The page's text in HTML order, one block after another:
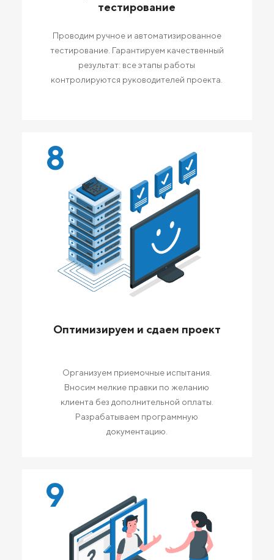
тестирование
Проводим ручное и автоматизированное
тестирование. Гарантируем качественный
результат: все этапы работы
контролируются руководителей проекта.
8
Оптимизируем и сдаем проект
Организуем приемочные испытания.
Вносим мелкие правки по желанию
клиента без дополнительной оплаты.
Разрабатываем программную
документацию.
9